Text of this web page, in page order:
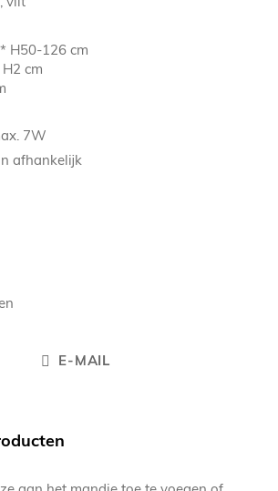
H50-126 cm
cm
7W
afhankelijk
E-MAIL